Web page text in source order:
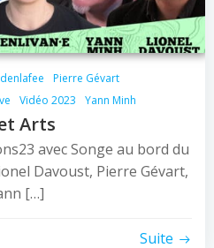
Pierre Gévart
Vidéo 2023 Yann Minh
Arts
avec Songe au bord du
Davoust, Pierre Gévart,
[…]
Suite